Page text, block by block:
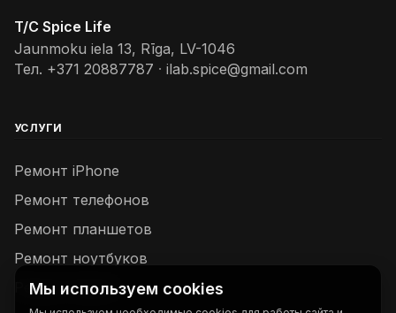
T/C Spice Life
Jaunmoku iela 13, Rīga, LV-1046
Тел. +371 20887787 · ilab.spice@gmail.com
УСЛУГИ
Ремонт iPhone
Ремонт телефонов
Ремонт планшетов
Ремонт ноутбуков
Ремонт Dyson
Мы используем cookies